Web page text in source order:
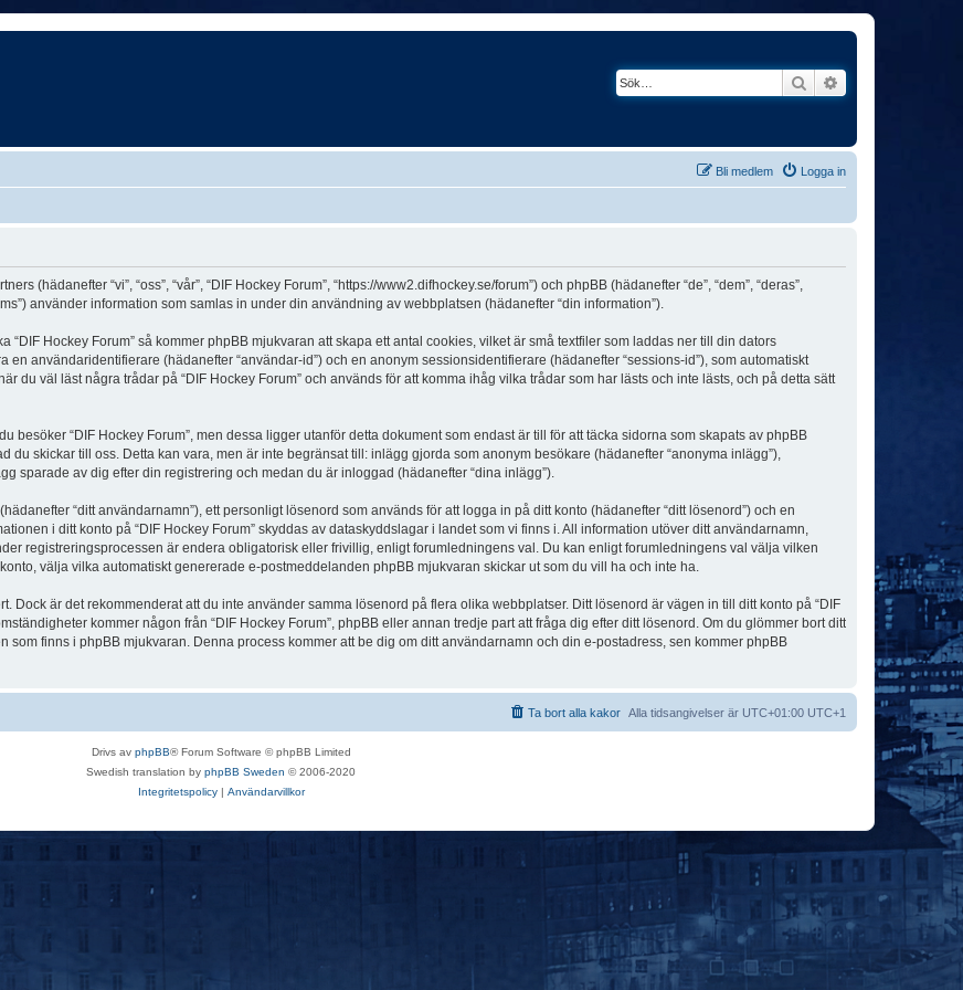
Sök
Logga in
Bli medlem
(hädanefter “vi”, “oss”, “vår”, “DIF Hockey Forum”, “https://www2.difhockey.se/forum”) och phpBB (hädanefter “de”, “dem”, “deras”,
använder information som samlas in under din användning av webbplatsen (hädanefter “din information”).
“DIF Hockey Forum” så kommer phpBB mjukvaran att skapa ett antal cookies, vilket är små textfiler som laddas ner till din dators
användaridentifierare (hädanefter “användar-id”) och en anonym sessionsidentifierare (hädanefter “sessions-id”), som automatiskt
du väl läst några trådar på “DIF Hockey Forum” och används för att komma ihåg vilka trådar som har lästs och inte lästs, och på detta sätt
besöker “DIF Hockey Forum”, men dessa ligger utanför detta dokument som endast är till för att täcka sidorna som skapats av phpBB
du skickar till oss. Detta kan vara, men är inte begränsat till: inlägg gjorda som anonym besökare (hädanefter “anonyma inlägg”),
sparade av dig efter din registrering och medan du är inloggad (hädanefter “dina inlägg”).
“ditt användarnamn”), ett personligt lösenord som används för att logga in på ditt konto (hädanefter “ditt lösenord”) och en
i ditt konto på “DIF Hockey Forum” skyddas av dataskyddslagar i landet som vi finns i. All information utöver ditt användarnamn,
registreringsprocessen är endera obligatorisk eller frivillig, enligt forumledningens val. Du kan enligt forumledningens val välja vilken
välja vilka automatiskt genererade e-postmeddelanden phpBB mjukvaran skickar ut som du vill ha och inte ha.
Dock är det rekommenderat att du inte använder samma lösenord på flera olika webbplatser. Ditt lösenord är vägen in till ditt konto på “DIF
kommer någon från “DIF Hockey Forum”, phpBB eller annan tredje part att fråga dig efter ditt lösenord. Om du glömmer bort ditt
som finns i phpBB mjukvaran. Denna process kommer att be dig om ditt användarnamn och din e-postadress, sen kommer phpBB
Alla tidsangivelser är UTC+01:00 UTC+1
Ta bort alla kakor
Drivs av phpBB® Forum Software © phpBB Limited
Swedish translation by phpBB Sweden © 2006-2020
Integritetspolicy| Användarvillkor